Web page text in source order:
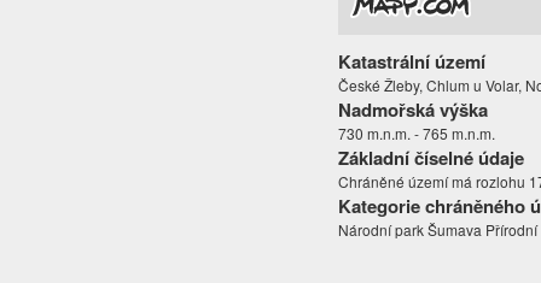
Katastrální území
České Žleby, Chlum u Volar,
Nadmořská výška
730 m.n.m. - 765 m.n.m.
Základní číselné údaje
Chráněné území má rozlohu
Kategorie chráněného
Národní park Šumava